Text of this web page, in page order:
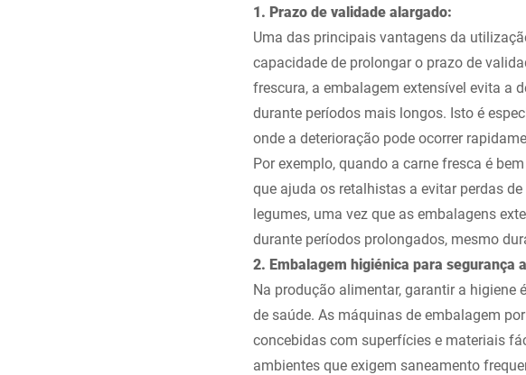
1. Prazo de validade alargado:
Uma das principais vantagens da
capacidade de prolongar o prazo de
frescura, a embalagem extensível evita a
durante períodos mais longos. Isto é
onde a deterioração pode ocorrer
Por exemplo, quando a carne fresca é
que ajuda os retalhistas a evitar perdas
legumes, uma vez que as embalagens
durante períodos prolongados, mesmo
2. Embalagem higiénica para segurança
Na produção alimentar, garantir a
de saúde. As máquinas de embalagem
concebidas com superfícies e materiais
ambientes que exigem saneamento